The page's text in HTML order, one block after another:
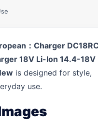
：Charger
18V Li-Ion 14.4-18V
is designed for style,
use.